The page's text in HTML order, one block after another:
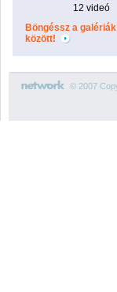
12 videó
Böngéssz a galériák
között!
© 2007